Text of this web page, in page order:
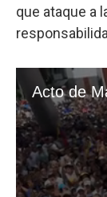
que ataque a